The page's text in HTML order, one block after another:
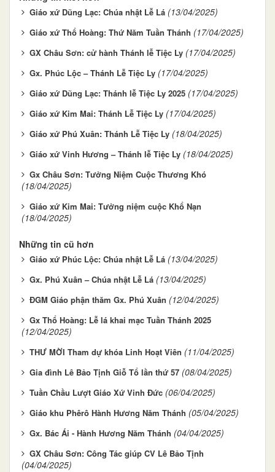
Giáo xứ Dũng Lạc: Chúa nhật Lễ Lá (13/04/2025)
Giáo xứ Thổ Hoàng: Thứ Năm Tuần Thánh (17/04/2025)
GX Châu Sơn: cử hành Thánh lễ Tiệc Ly (17/04/2025)
Gx. Phúc Lộc – Thánh Lễ Tiệc Ly (17/04/2025)
Giáo xứ Dũng Lạc: Thánh lễ Tiệc Ly 2025 (17/04/2025)
Giáo xứ Kim Mai: Thánh Lễ Tiệc Ly (17/04/2025)
Giáo xứ Phú Xuân: Thánh Lễ Tiệc Ly (18/04/2025)
Giáo xứ Vinh Hương – Thánh lễ Tiệc Ly (18/04/2025)
Gx Châu Sơn: Tưởng Niệm Cuộc Thương Khó
(18/04/2025)
Giáo xứ Kim Mai: Tưởng niệm cuộc Khổ Nạn
(18/04/2025)
Những tin cũ hơn
Giáo xứ Phúc Lộc: Chúa nhật Lễ Lá (13/04/2025)
Gx. Phú Xuân – Chúa nhật Lễ Lá (13/04/2025)
ĐGM Giáo phận thăm Gx. Phú Xuân (12/04/2025)
Gx Thổ Hoàng: Lễ lá khai mạc Tuần Thánh 2025
(12/04/2025)
THƯ MỜI Tham dự khóa Linh Hoạt Viên (11/04/2025)
Gia đình Lê Bảo Tịnh Giỗ Tổ lần thứ 57 (08/04/2025)
Tuần Chầu Lượt Giáo Xứ Vinh Đức (06/04/2025)
Giáo khu Phêrô Hành Hương Năm Thánh (05/04/2025)
Gx. Bác Ái - Hành Hương Năm Thánh (04/04/2025)
GX Châu Sơn: Công Tác giúp CV Lê Bảo Tịnh
(04/04/2025)